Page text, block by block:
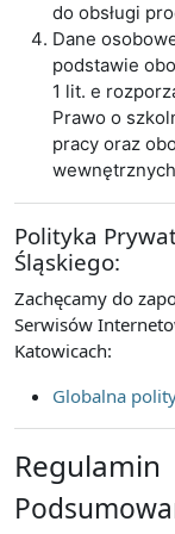
do obsługi
Dane
podstawie
1 lit. e
Prawo o
pracy oraz
Polityka
Śląskiego:
Zachęcamy do
Serwisów
Katowicach:
Globalna
Regulamin